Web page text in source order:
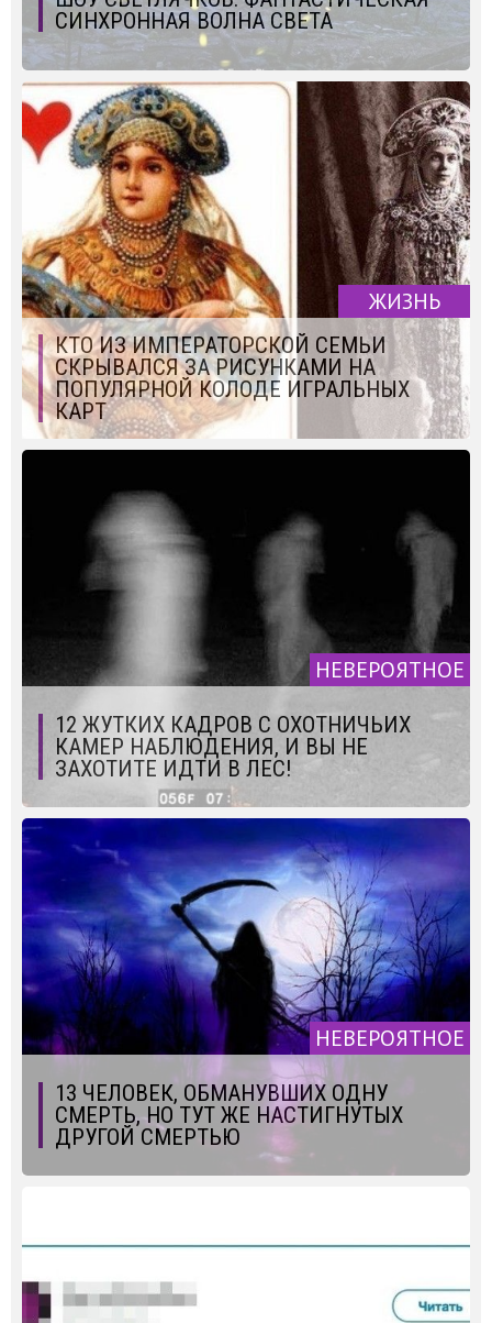
СИНХРОННАЯ ВОЛНА СВЕТА
ЖИЗНЬ
КТО ИЗ ИМПЕРАТОРСКОЙ СЕМЬИ
СКРЫВАЛСЯ ЗА РИСУНКАМИ НА
ПОПУЛЯРНОЙ КОЛОДЕ ИГРАЛЬНЫХ
КАРТ
НЕВЕРОЯТНОЕ
12 ЖУТКИХ КАДРОВ С ОХОТНИЧЬИХ
КАМЕР НАБЛЮДЕНИЯ, И ВЫ НЕ
ЗАХОТИТЕ ИДТИ В ЛЕС!
НЕВЕРОЯТНОЕ
13 ЧЕЛОВЕК, ОБМАНУВШИХ ОДНУ
СМЕРТЬ, НО ТУТ ЖЕ НАСТИГНУТЫХ
ДРУГОЙ СМЕРТЬЮ